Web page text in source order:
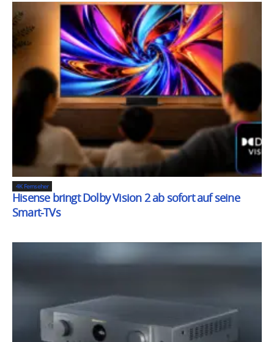
4K Fernseher
Hisense bringt Dolby Vision 2 ab sofort auf seine
Smart-TVs